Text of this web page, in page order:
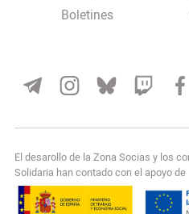
Boletines
El desarollo de la Zona Socias y los
Solidaria han contado con el apoyo de